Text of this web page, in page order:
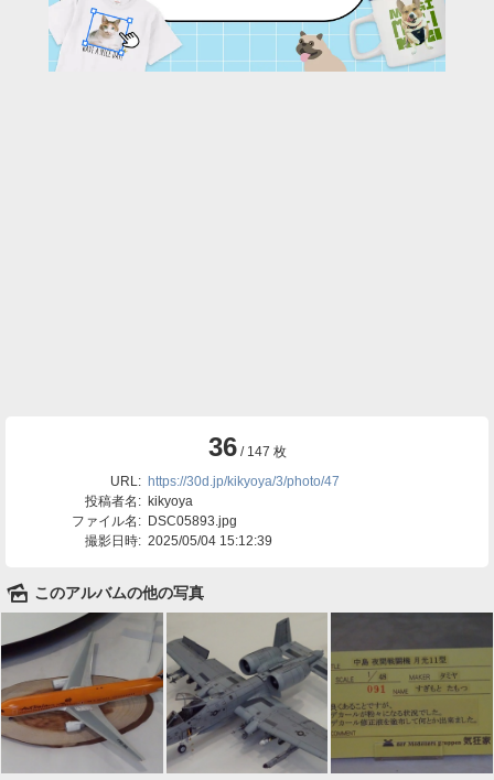
36 / 147 枚
URL: https://30d.jp/kikyoya/3/photo/47
投稿者名: kikyoya
ファイル名: DSC05893.jpg
撮影日時: 2025/05/04 15:12:39
🌄 このアルバムの他の写真